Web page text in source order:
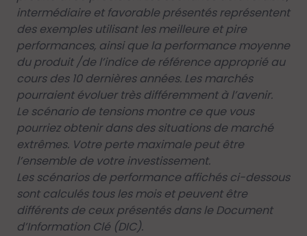
intermédiaire et favorable présentés représentent
des exemples utilisant les meilleure et pire
performances, ainsi que la performance moyenne
du produit /de l’indice de référence approprié au
cours des 10 dernières années. Les marchés
pourraient évoluer très différemment à l’avenir.
Le scénario de tensions montre ce que vous
pourriez obtenir dans des situations de marché
extrêmes. Votre perte maximale peut être
l’ensemble de votre investissement.
Les scénarios de performance affichés ci-dessous
sont calculés tous les mois et peuvent être
différents de ceux présentés dans le Document
d’Information Clé (DIC).